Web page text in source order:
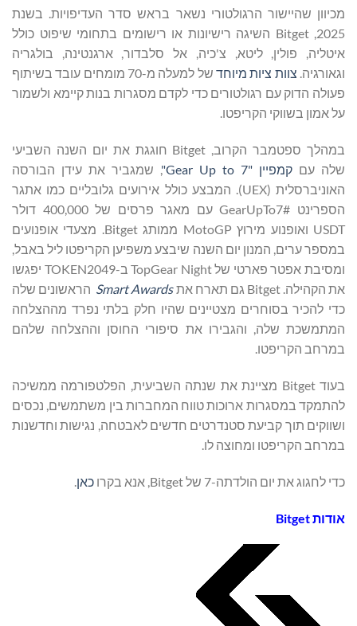
מכיוון שהיישור הרגולטורי נשאר בראש סדר העדיפויות. בשנת
2025, Bitget השיגה רישיונות או רישומים בתחומי שיפוט כולל
איטליה, פולין, ליטא, צ'כיה, אל סלבדור, ארגנטינה, בולגריה
וגאורגיה. צוות ציות מיוחד
של למעלה מ-70 מומחים עובד בשיתוף
פעולה הדוק עם רגולטורים כדי לקדם מסגרות בנות קיימא ולשמור
על אמון בשווקי הקריפטו.
במהלך ספטמבר הקרוב, Bitget חוגגת את יום השנה השביעי
שלה עם קמפיין "Gear Up to 7"
, שמגביר את עידן הבורסה
האוניברסלית (UEX). המבצע כולל אירועים גלובליים כמו אתגר
הספרינט #GearUpTo7 עם מאגר פרסים של 400,000 דולר
USDT ואופנוע מירוץ MotoGP ממותג Bitget. מצעדי אופנועים
במספר ערים, המנון יום השנה שיבצע משפיען הקריפטו ליל באבל,
ומסיבת אפטר פארטי של TopGear Night ב-TOKEN2049 יפגשו
את הקהילה. Bitget גם תארח את
Smart Awards הראשונים שלה
כדי להכיר בסוחרים מצטיינים שהיו חלק בלתי נפרד מההצלחה
המתמשכת שלה, והגבירו את סיפורי החוסן וההצלחה שלהם
במרחב הקריפטו.
בעוד Bitget מציינת את שנתה השביעית, הפלטפורמה ממשיכה
להתמקד במסגרות ארוכות טווח המחברות בין משתמשים, נכסים
ושווקים תוך קביעת סטנדרטים חדשים לאבטחה, נגישות וחדשנות
במרחב הקריפטו ומחוצה לו.
כדי לחגוג את יום הולדתה-7 של Bitget, אנא בקרו כאן
אודותBitget